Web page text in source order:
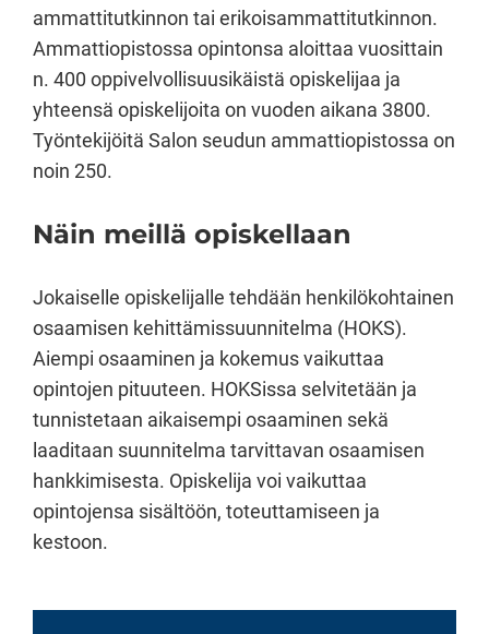
ammattitutkinnon tai erikoisammattitutkinnon.
Ammattiopistossa opintonsa aloittaa vuosittain
n. 400 oppivelvollisuusikäistä opiskelijaa ja
yhteensä opiskelijoita on vuoden aikana 3800.
Työntekijöitä Salon seudun ammattiopistossa on
noin 250.
Näin meillä opiskellaan
Jokaiselle opiskelijalle tehdään henkilökohtainen
osaamisen kehittämissuunnitelma (HOKS).
Aiempi osaaminen ja kokemus vaikuttaa
opintojen pituuteen. HOKSissa selvitetään ja
tunnistetaan aikaisempi osaaminen sekä
laaditaan suunnitelma tarvittavan osaamisen
hankkimisesta. Opiskelija voi vaikuttaa
opintojensa sisältöön, toteuttamiseen ja
kestoon.